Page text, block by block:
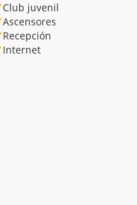
Club juvenil
Ascensores
Recepción
Internet